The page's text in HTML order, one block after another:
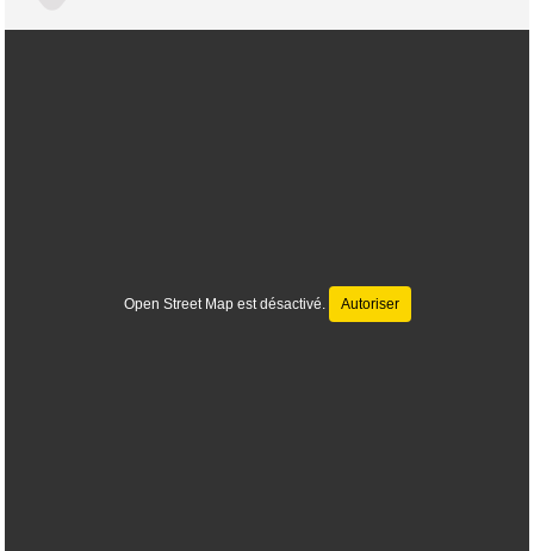
Open Street Map est désactivé. Autoriser